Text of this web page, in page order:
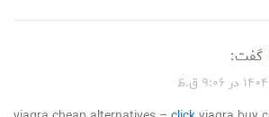
گفت: